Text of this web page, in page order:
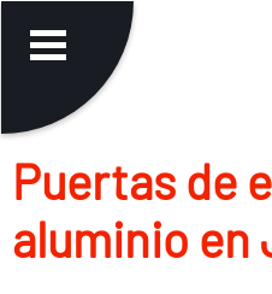
Puertas de
aluminio en